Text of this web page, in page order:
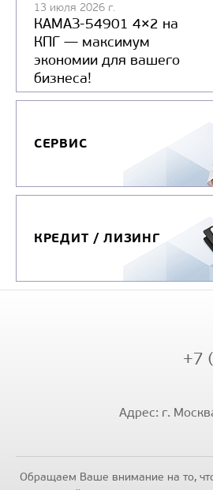
CHAMELEON-11
НОВИНКА
13 июля 2026 г.
КАМАЗ-54901 4×2 на
КПГ — максимум
экономии для вашего
бизнеса!
СЕРВИС
КРЕДИТ / ЛИЗИНГ
+7
Адрес: г.
Обращаем Ваше внимание на то,